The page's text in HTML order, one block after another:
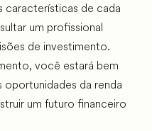
características de cada
um profissional
de investimento.
você estará bem
da renda
um futuro financeiro